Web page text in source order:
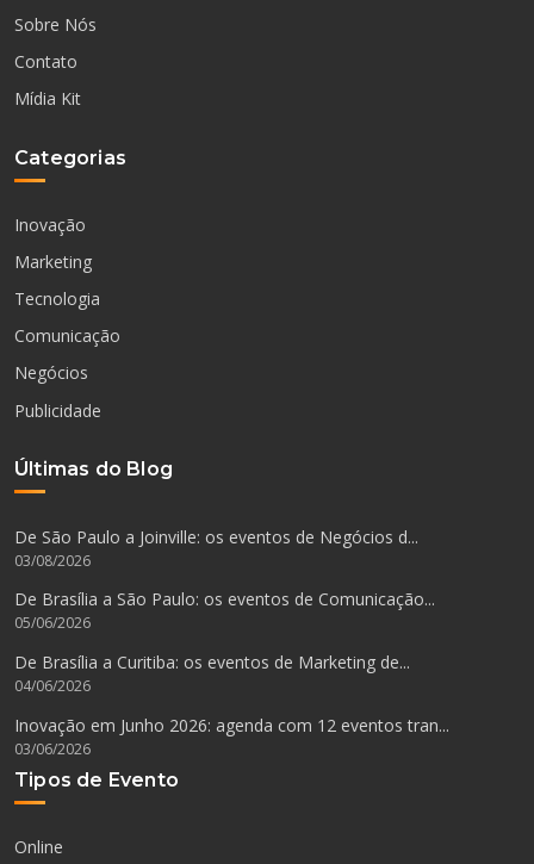
Sobre Nós
Contato
Mídia Kit
Categorias
Inovação
Marketing
Tecnologia
Comunicação
Negócios
Publicidade
Últimas do Blog
De São Paulo a Joinville: os eventos de Negócios d...
03/08/2026
De Brasília a São Paulo: os eventos de Comunicação...
05/06/2026
De Brasília a Curitiba: os eventos de Marketing de...
04/06/2026
Inovação em Junho 2026: agenda com 12 eventos tran...
03/06/2026
Tipos de Evento
Online